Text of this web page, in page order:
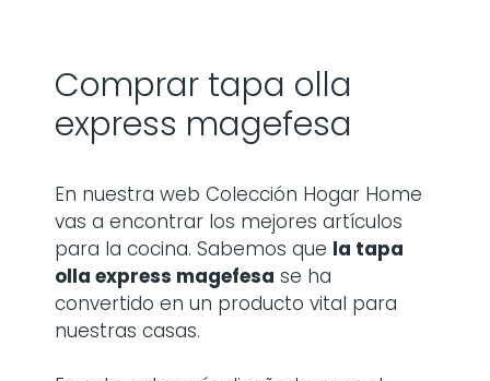
Comprar tapa olla
express magefesa
En nuestra web Colección Hogar Home
vas a encontrar los mejores artículos
para la cocina. Sabemos que la tapa
olla express magefesa se ha
convertido en un producto vital para
nuestras casas.